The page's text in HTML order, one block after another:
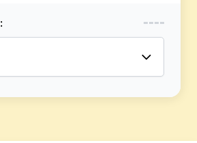
: